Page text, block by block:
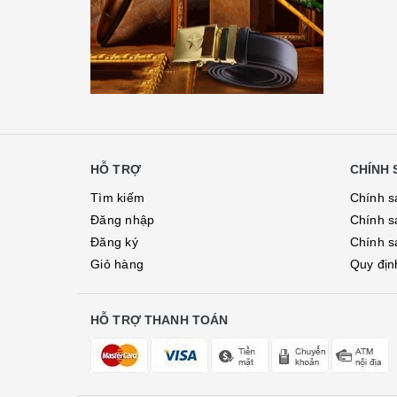
HỖ TRỢ
Tìm kiếm
Đăng nhập
Đăng ký
Giỏ hàng
CHÍNH
Chính
Chính
Chính
Quy
HỖ TRỢ THANH TOÁN